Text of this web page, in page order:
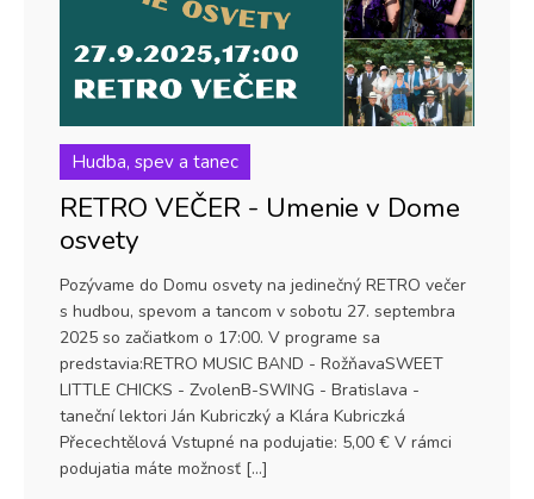
Hudba, spev a tanec
RETRO VEČER - Umenie v Dome
osvety
Pozývame do Domu osvety na jedinečný RETRO večer
s hudbou, spevom a tancom v sobotu 27. septembra
2025 so začiatkom o 17:00. V programe sa
predstavia:RETRO MUSIC BAND - RožňavaSWEET
LITTLE CHICKS - ZvolenB-SWING - Bratislava -
taneční lektori Ján Kubriczký a Klára Kubriczká
Přecechtělová Vstupné na podujatie: 5,00 € V rámci
podujatia máte možnosť […]